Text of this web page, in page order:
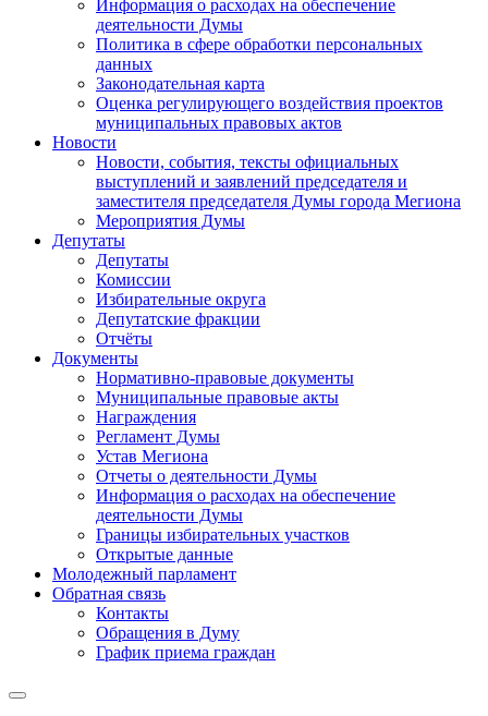
Информация о расходах на обеспечение
деятельности Думы
Политика в сфере обработки персональных
данных
Законодательная карта
Оценка регулирующего воздействия проектов
муниципальных правовых актов
Новости
Новости, события, тексты официальных
выступлений и заявлений председателя и
заместителя председателя Думы города Мегиона
Мероприятия Думы
Депутаты
Депутаты
Комиссии
Избирательные округа
Депутатские фракции
Отчёты
Документы
Нормативно-правовые документы
Муниципальные правовые акты
Награждения
Регламент Думы
Устав Мегиона
Отчеты о деятельности Думы
Информация о расходах на обеспечение
деятельности Думы
Границы избирательных участков
Открытые данные
Молодежный парламент
Обратная связь
Контакты
Обращения в Думу
График приема граждан